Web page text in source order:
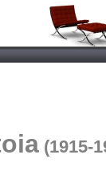
(1915-